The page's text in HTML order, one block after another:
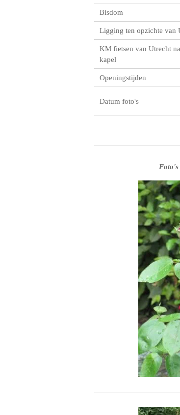
Bisdom
Ligging ten opzichte van
KM fietsen van Utrecht
kapel
Openingstijden
Datum foto's
Foto's